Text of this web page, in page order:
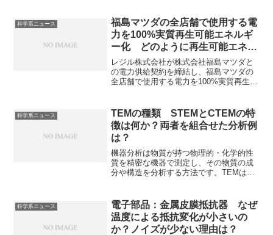
科学系ニュース
福島マツダの全店舗で使用する電
力を100%実質再生可能エネルギ
ー化 どのように再生可能エネル
ギー化を図ったのか？非化石証書
とは何か？
レジル株式会社が株式会社福島マツダと
の電力供給契約を締結し、福島マツダの
全店舗で使用する電力を100%実質再生可
ネルギー100%である電力を利用すること
で、再生可能エネルギー化を達成してい
ます。レジルの業務内容、非化石証書と
は何かを知ることができます。
科学系ニュース
TEMの種類 STEMとCTEMの特
徴は何か？両者を組合せた分析例
は？
機器分析は物質が持つ物理的・化学的性
質を精密な機器で測定し、その物質の成
分や構造を分析する方法です。TEMは、
類されます。代表的なSTEMとCTEMの特
徴と両者を組み合わせた分析例を知るこ
とができます。
科学系ニュース
電子部品：金属皮膜抵抗器 なぜ
温度による抵抗変化が小さいの
か？ノイズが少ない理由は？